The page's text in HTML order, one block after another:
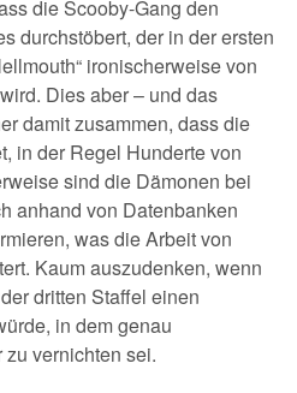
die Scooby-Gang den
durchstöbert, der in der ersten
ironischerweise von
Dies aber – und das
damit zusammen, dass die
in der Regel Hunderte von
sind die Dämonen bei
anhand von Datenbanken
was die Arbeit von
Kaum auszudenken, wenn
dritten Staffel einen
in dem genau
vernichten sei.